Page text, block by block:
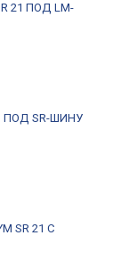
21 ПОД LM-
ПОД SR-ШИНУ
SR 21 С